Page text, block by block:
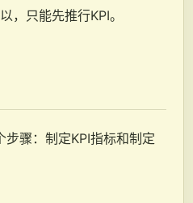
，只能先推行KPI。
步骤：制定KPI指标和制定